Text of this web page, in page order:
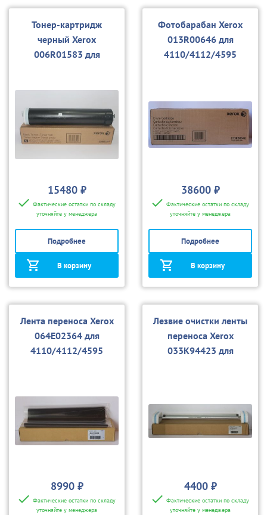
Тонер-картридж
черный Xerox
006R01583 для
15480 ₽
Фактические остатки по складу
уточняйте у менеджера
Подробнее
В корзину
Фотобарабан Xerox
013R00646 для
4110/4112/4595
38600 ₽
Фактические остатки по складу
уточняйте у менеджера
Подробнее
В корзину
Лента переноса Xerox
064E02364 для
4110/4112/4595
8990 ₽
Фактические остатки по складу
уточняйте у менеджера
Лезвие очистки ленты
переноса Xerox
033K94423 для
4400 ₽
Фактические остатки по складу
уточняйте у менеджера